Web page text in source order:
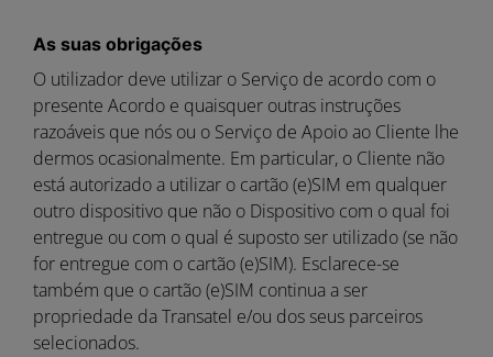
As suas obrigações
O utilizador deve utilizar o Serviço de acordo com o
presente Acordo e quaisquer outras instruções
razoáveis que nós ou o Serviço de Apoio ao Cliente lhe
dermos ocasionalmente. Em particular, o Cliente não
está autorizado a utilizar o cartão (e)SIM em qualquer
outro dispositivo que não o Dispositivo com o qual foi
entregue ou com o qual é suposto ser utilizado (se não
for entregue com o cartão (e)SIM). Esclarece-se
também que o cartão (e)SIM continua a ser
propriedade da Transatel e/ou dos seus parceiros
selecionados.